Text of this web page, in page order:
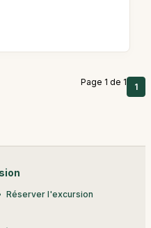
Page 1 de 1 1
Réserver l'excursion